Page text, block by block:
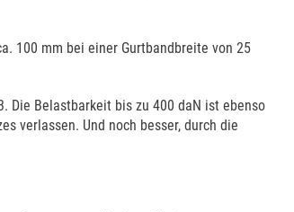
100 mm bei einer Gurtbandbreite von 25
Die Belastbarkeit bis zu 400 daN ist ebenso
verlassen. Und noch besser, durch die